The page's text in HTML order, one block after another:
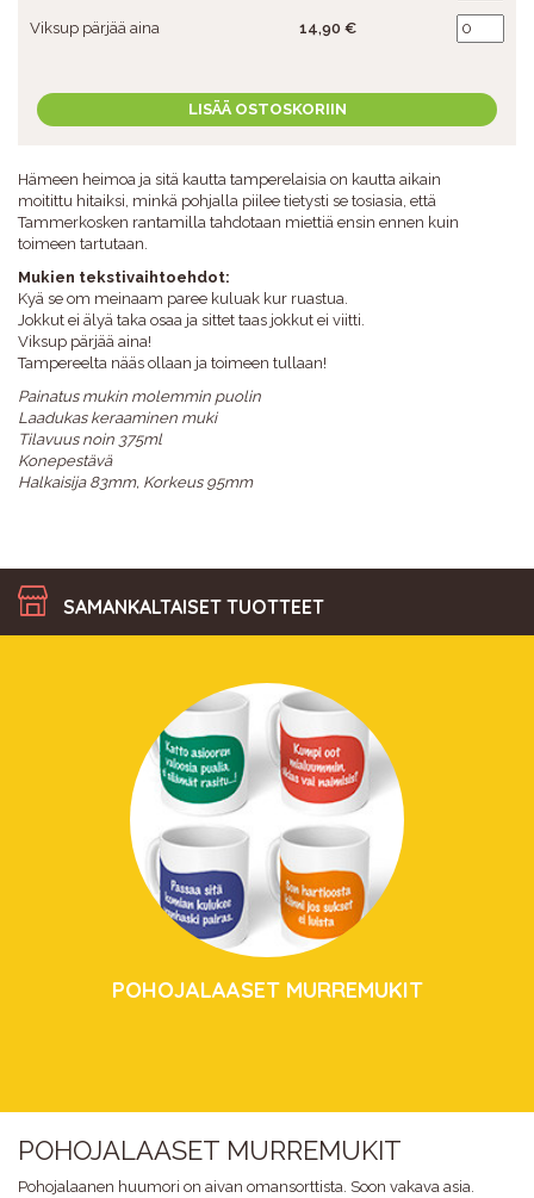
Viksup pärjää aina 14,90 €
LISÄÄ OSTOSKORIIN
Hämeen heimoa ja sitä kautta tamperelaisia on kautta aikain
moitittu hitaiksi, minkä pohjalla piilee tietysti se tosiasia, että
Tammerkosken rantamilla tahdotaan miettiä ensin ennen kuin
toimeen tartutaan.
Mukien tekstivaihtoehdot:
Kyä se om meinaam paree kuluak kur ruastua.
Jokkut ei älyä taka osaa ja sittet taas jokkut ei viitti.
Viksup pärjää aina!
Tampereelta nääs ollaan ja toimeen tullaan!
Painatus mukin molemmin puolin
Laadukas keraaminen muki
Tilavuus noin 375ml
Konepestävä
Halkaisija 83mm, Korkeus 95mm
SAMANKALTAISET TUOTTEET
POHOJALAASET MURREMUKIT
POHOJALAASET MURREMUKIT
Pohojalaanen huumori on aivan omansorttista. Soon vakava asia.